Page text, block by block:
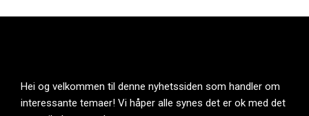
Hei og velkommen til denne nyhetssiden som handler om
interessante temaer! Vi håper alle synes det er ok med det